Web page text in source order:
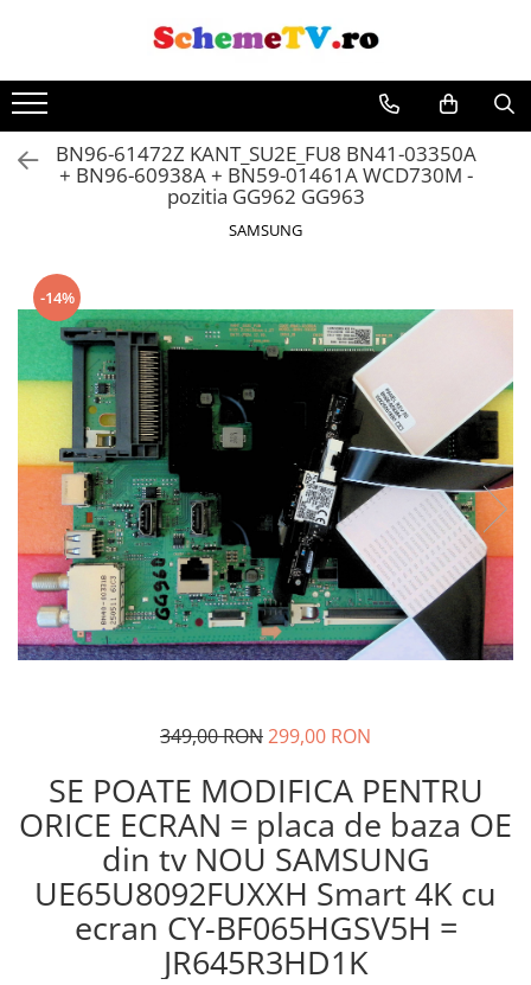
Toate Produsele
Placi de baza
Sursa alimentare
Seturi Benzi LED
Driver LED
Diverse
BN96-61472Z KANT_SU2E_FU8 BN41-03350A
+ BN96-60938A + BN59-01461A WCD730M -
pozitia GG962 GG963
SAMSUNG
-14%
349,00 RON299,00 RON
SE POATE MODIFICA PENTRU
ORICE ECRAN = placa de baza OE
din tv NOU SAMSUNG
UE65U8092FUXXH Smart 4K cu
ecran CY-BF065HGSV5H =
JR645R3HD1K